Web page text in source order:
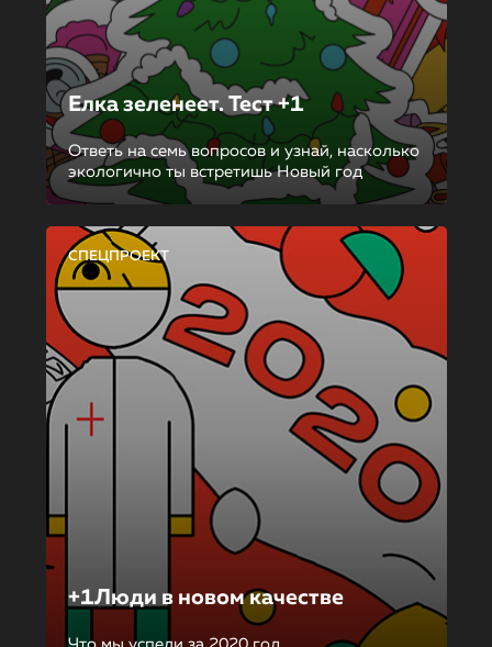
Елка зеленеет. Тест +1
Ответь на семь вопросов и узнай, насколько
экологично ты встретишь Новый год
СПЕЦПРОЕКТ
+1Люди в новом качестве